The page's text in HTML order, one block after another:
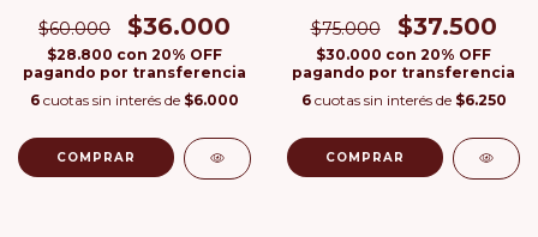
$60.000 $36.000
$28.800 con 20% OFF
pagando por transferencia
6 cuotas sin interés de $6.000
COMPRAR
$75.000 $37.500
$30.000 con 20% OFF
pagando por transferencia
6 cuotas sin interés de $6.250
COMPRAR